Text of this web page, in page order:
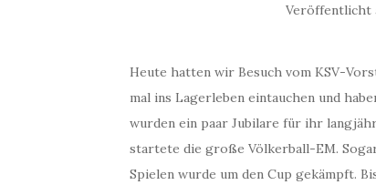
Veröffentlicht
Heute hatten wir Besuch vom KSV-
mal ins Lagerleben eintauchen und
wurden ein paar Jubilare für ihr
startete die große Völkerball-EM.
Spielen wurde um den Cup gekämpft.